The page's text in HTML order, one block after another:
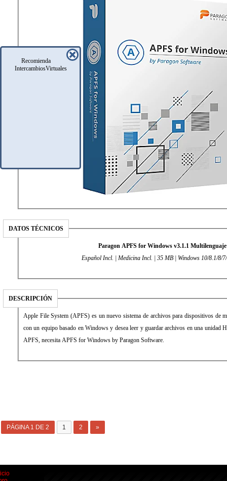
Recomienda
IntercambiosVirtuales
DATOS TÉCNICOS
Paragon APFS for Windows v3.1.1 Multilenguaje
Español Incl. | Medicina Incl. | 35 MB | Windows 10/8.1/8/
DESCRIPCIÓN
Apple File System (APFS) es un nuevo sistema de archivos para dispositivos de
con un equipo basado en Windows y desea leer y guardar archivos en una
APFS, necesita APFS for Windows by Paragon Software.
PÁGINA 1 DE 2 1 2 »